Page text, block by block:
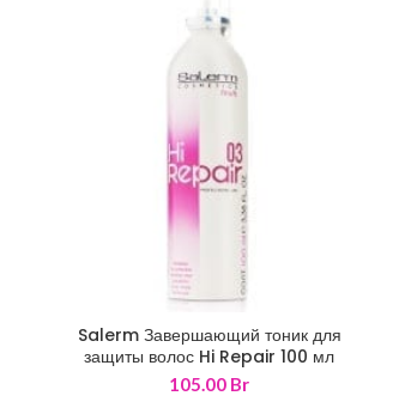
Salerm Завершающий тоник для
защиты волос Hi Repair 100 мл
105.00 Br